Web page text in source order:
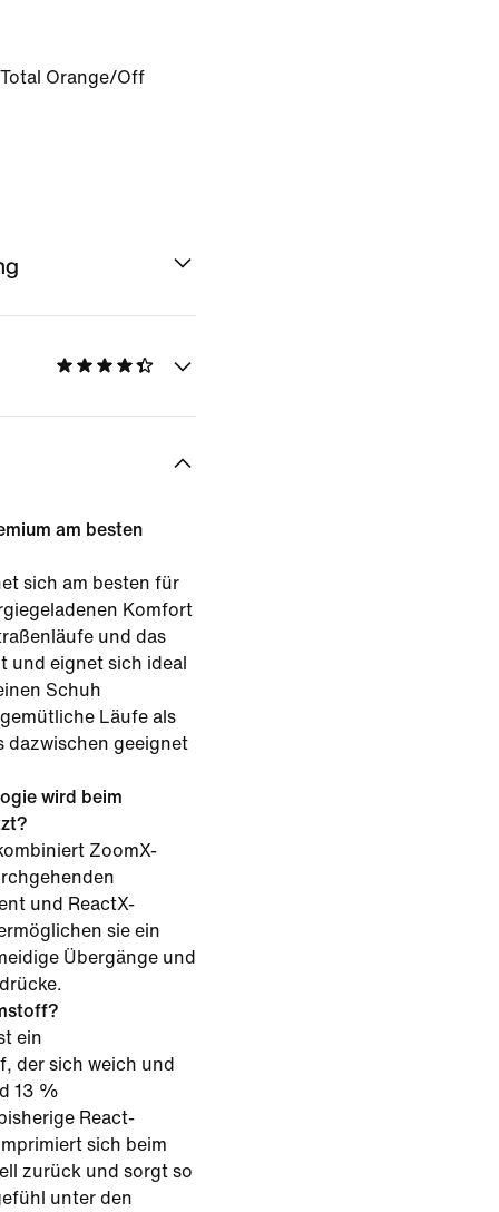
Orange/Off
am besten
sich am besten für
Komfort
und das
und eignet sich ideal
Schuh
Läufe als
dazwischen geeignet
wird beim
ZoomX-
und ReactX-
sie ein
Übergänge und
ein
der sich weich und
13 %
React-
sich beim
zurück und sorgt so
unter den